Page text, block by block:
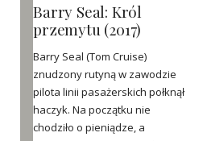
Barry Seal: Król
przemytu (2017)
Barry Seal (Tom Cruise)
znudzony rutyną w zawodzie
pilota linii pasażerskich połknął
haczyk. Na początku nie
chodziło o pieniądze, a